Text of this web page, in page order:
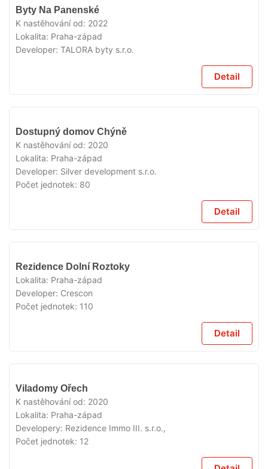
Byty Na Panenské
K nastěhování od: 2022
Lokalita: Praha-západ
Developer: TALORA byty s.r.o.
Detail
Dostupný domov Chýně
K nastěhování od: 2020
Lokalita: Praha-západ
Developer: Silver development s.r.o.
Počet jednotek: 80
Detail
Rezidence Dolní Roztoky
Lokalita: Praha-západ
Developer: Crescon
Počet jednotek: 110
Detail
Viladomy Ořech
K nastěhování od: 2020
Lokalita: Praha-západ
Developery: Rezidence Immo III. s.r.o.,
Počet jednotek: 12